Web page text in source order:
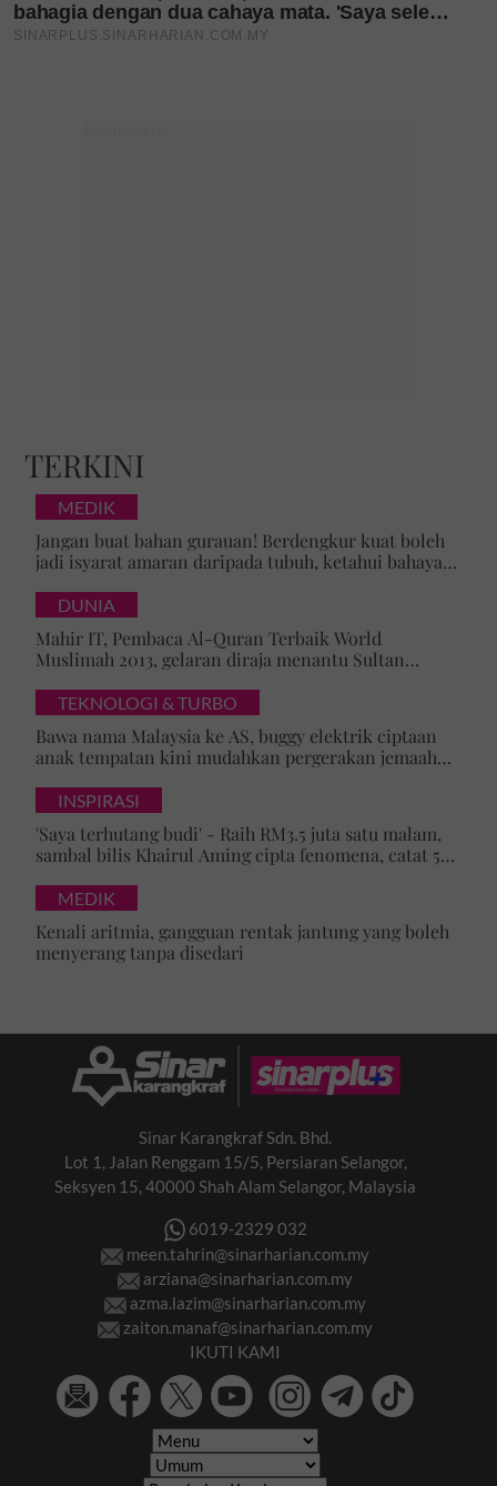
TERKINI
MEDIK
Jangan buat bahan gurauan! Berdengkur kuat boleh
jadi isyarat amaran daripada tubuh, ketahui bahaya
DUNIA
Mahir IT, Pembaca Al-Quran Terbaik World
Muslimah 2013, gelaran diraja menantu Sultan
merta
TEKNOLOGI & TURBO
Bawa nama Malaysia ke AS, buggy elektrik ciptaan
anak tempatan kini mudahkan pergerakan jemaah
INSPIRASI
'Saya terhutang budi' - Raih RM3.5 juta satu malam,
sambal bilis Khairul Aming cipta fenomena, catat 5
MEDIK
Kenali aritmia, gangguan rentak jantung yang boleh
menyerang tanpa disedari
Sinar Karangkraf Sdn. Bhd.
Lot 1, Jalan Renggam 15/5, Persiaran Selangor,
Seksyen 15, 40000 Shah Alam Selangor, Malaysia
6019-2329 032
meen.tahrin@sinarharian.com.my
arziana@sinarharian.com.my
azma.lazim@sinarharian.com.my
zaiton.manaf@sinarharian.com.my
IKUTI KAMI